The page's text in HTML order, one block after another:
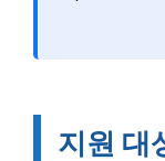
지원 대